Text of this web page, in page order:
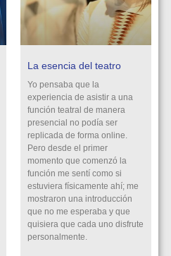
La esencia del teatro
Yo pensaba que la
experiencia de asistir a una
función teatral de manera
presencial no podía ser
replicada de forma online.
Pero desde el primer
momento que comenzó la
función me sentí como si
estuviera físicamente ahí; me
mostraron una introducción
que no me esperaba y que
quisiera que cada uno disfrute
personalmente.